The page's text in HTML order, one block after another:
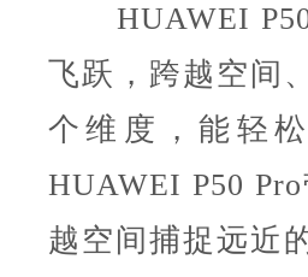
HUAWEI P50
飞跃，跨越空间
个维度，能轻
HUAWEI P50
越空间捕捉远近